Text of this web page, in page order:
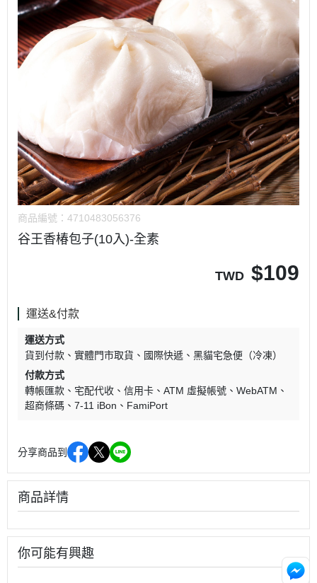
商品編號： 4710483056376
谷王香椿包子(10入)-全素
TWD $109
運送&付款
運送方式
貨到付款
實體門市取貨 國際快遞
黑貓宅急便（冷凍）
付款方式
轉帳匯款
宅配代收 信用卡 ATM 虛擬帳號
WebATM
超商條碼
7-11 iBon FamiPort
分享商品到
商品詳情
你可能有興趣